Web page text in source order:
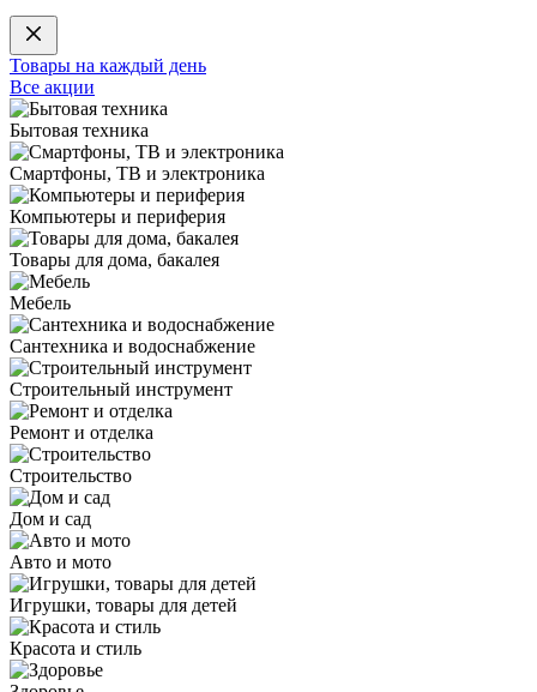
Товары на каждый день
Все акции
Бытовая техника
Смартфоны, ТВ и электроника
Компьютеры и периферия
Товары для дома, бакалея
Мебель
Сантехника и водоснабжение
Строительный инструмент
Ремонт и отделка
Строительство
Дом и сад
Авто и мото
Игрушки, товары для детей
Красота и стиль